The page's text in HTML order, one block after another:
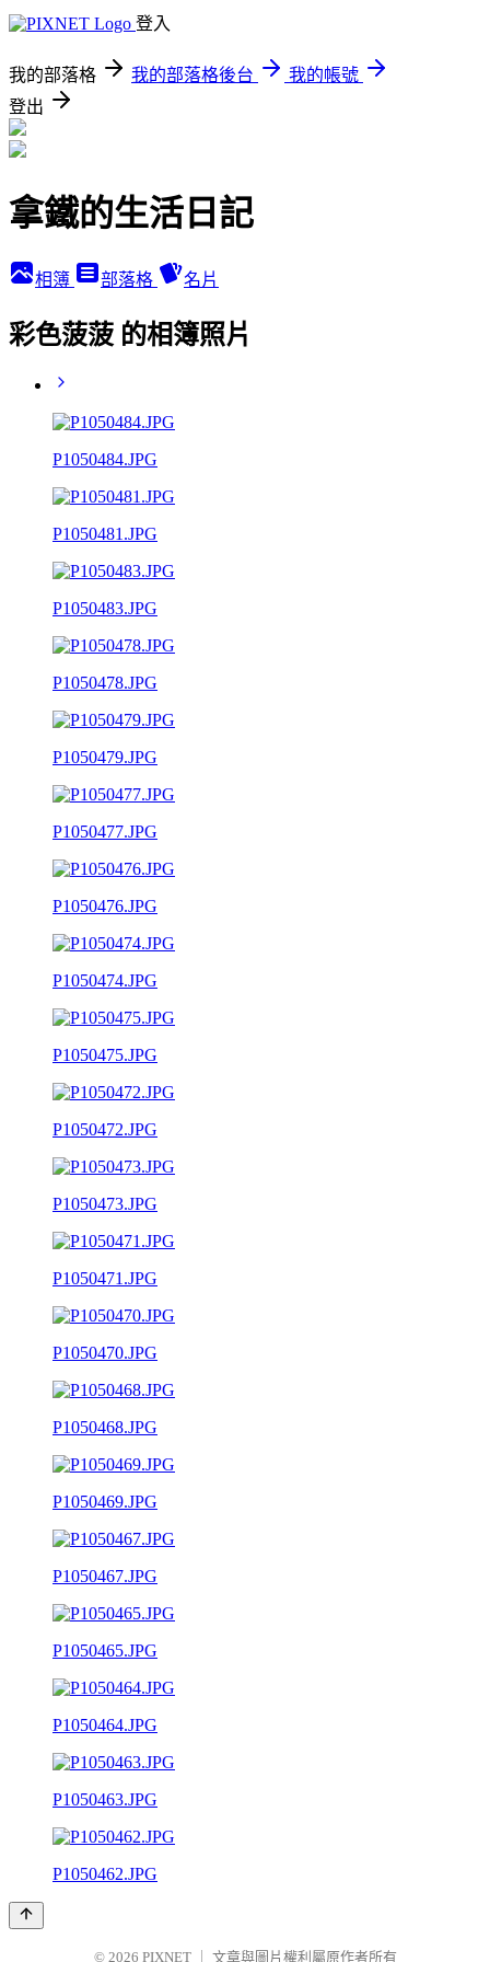
登入
我的部落格 我的部落格後台
我的帳號
登出
拿鐵的生活日記
相簿 部落格 名片
彩色菠菠 的相簿照片
P1050484.JPG
P1050481.JPG
P1050483.JPG
P1050478.JPG
P1050479.JPG
P1050477.JPG
P1050476.JPG
P1050474.JPG
P1050475.JPG
P1050472.JPG
P1050473.JPG
P1050471.JPG
P1050470.JPG
P1050468.JPG
P1050469.JPG
P1050467.JPG
P1050465.JPG
P1050464.JPG
P1050463.JPG
P1050462.JPG
© 2026 PIXNET 文章與圖片權利屬原作者所有